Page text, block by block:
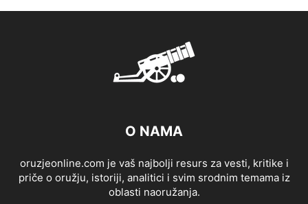
O NAMA
oruzjeonline.com je vaš najbolji resurs za vesti, kritike i
priče o oružju, istoriji, analitici i svim srodnim temama iz
oblasti naoružanja.